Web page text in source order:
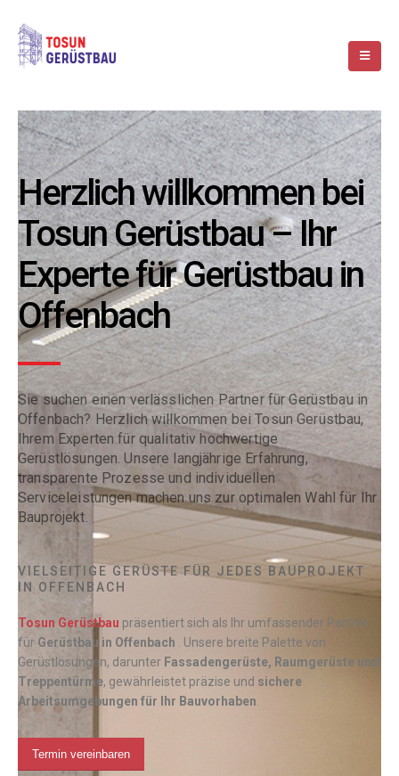
Herzlich willkommen bei
Tosun Gerüstbau – Ihr
Experte für Gerüstbau in
Offenbach
Sie suchen einen verlässlichen Partner für Gerüstbau in
Offenbach? Herzlich willkommen bei Tosun Gerüstbau,
Ihrem Experten für qualitativ hochwertige
Gerüstlösungen. Unsere langjährige Erfahrung,
transparente Prozesse und individuellen
Serviceleistungen machen uns zur optimalen Wahl für Ihr
Bauprojekt.
VIELSEITIGE GERÜSTE FÜR JEDES BAUPROJEKT
IN OFFENBACH
Tosun Gerüstbau präsentiert sich als Ihr umfassender Partner
für Gerüstbau in Offenbach
. Unsere breite Palette von
Gerüstlösungen, darunter Fassadengerüste, Raumgerüste und
Treppentürme, gewährleistet präzise und sichere
Arbeitsumgebungen für Ihr Bauvorhaben
Termin vereinbaren